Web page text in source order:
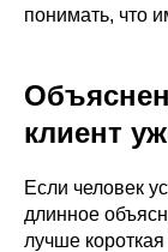
понимать, что
клиент
Если человек
длинное
лучше